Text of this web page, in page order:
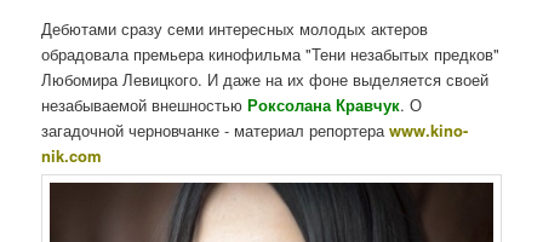
Дебютами сразу семи интересных молодых актеров
обрадовала премьера кинофильма "Тени незабытых предков"
Любомира Левицкого. И даже на их фоне выделяется своей
незабываемой внешностьюРоксолана Кравчук. О
загадочной черновчанке - материал репортераwww.kino-
nik.com